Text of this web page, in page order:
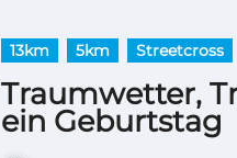
13km 5km Streetcross
Traumwetter,
ein Geburtstag